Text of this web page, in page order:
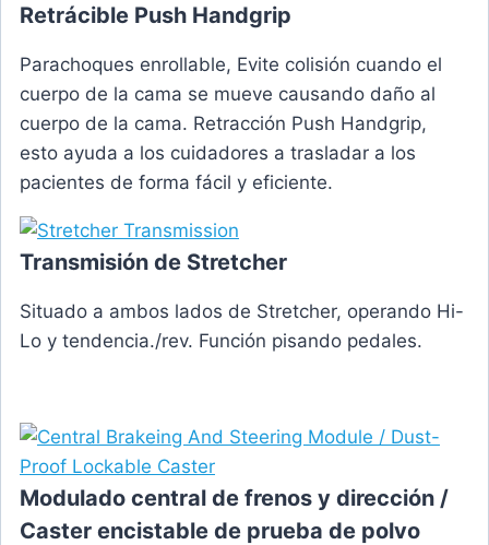
Retrácible Push Handgrip
Parachoques enrollable, Evite colisión cuando el
cuerpo de la cama se mueve causando daño al
cuerpo de la cama. Retracción Push Handgrip,
esto ayuda a los cuidadores a trasladar a los
pacientes de forma fácil y eficiente.
Transmisión de Stretcher
Situado a ambos lados de Stretcher, operando Hi-
Lo y tendencia./rev. Función pisando pedales.
Modulado central de frenos y dirección /
Caster encistable de prueba de polvo